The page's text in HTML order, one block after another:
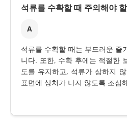
석류를 수확할 때 주의해야
A
석류를 수확할 때는 부드러운 줄
니다. 또한, 수확 후에는 적절한
도를 유지하고, 석류가 상하지
표면에 상처가 나지 않도록 조심